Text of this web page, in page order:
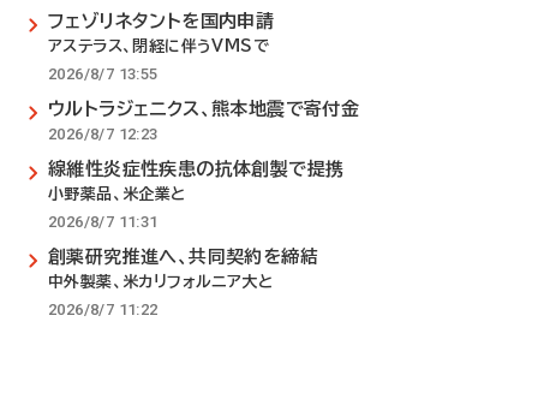
フェゾリネタントを国内申請
アステラス、閉経に伴うVMSで
2026/8/7 13:55
ウルトラジェニクス、熊本地震で寄付金
2026/8/7 12:23
線維性炎症性疾患の抗体創製で提携
小野薬品、米企業と
2026/8/7 11:31
創薬研究推進へ、共同契約を締結
中外製薬、米カリフォルニア大と
2026/8/7 11:22